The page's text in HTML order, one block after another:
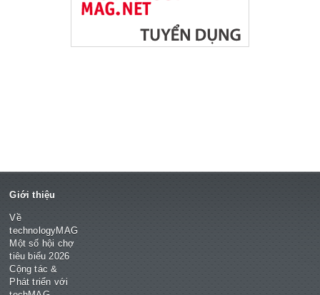
Giới thiệu
Về
technologyMAG
Một số hội chợ
tiêu biểu 2026
Cộng tác &
Phát triển với